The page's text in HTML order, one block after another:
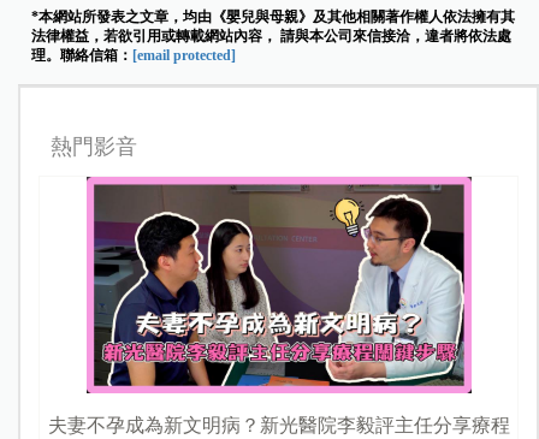
*本網站所發表之文章，均由《嬰兒與母親》及其他相關著作權人依法擁有其
法律權益，若欲引用或轉載網站內容， 請與本公司來信接洽，違者將依法處
理。聯絡信箱： [email protected]
熱門影音
夫妻不孕成為新文明病？新光醫院李毅評主任分享療程